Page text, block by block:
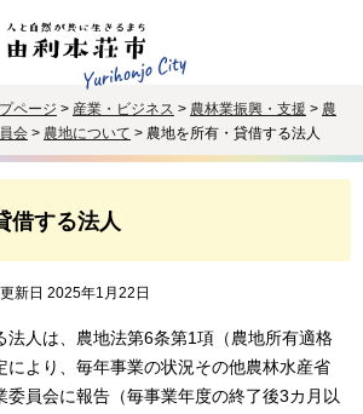
ページ > 産業・ビジネス > 農林業振興・支援 > 農
会 > 農地について > 農地を所有・貸借する法人
借する法人
新日 2025年1月22日
法人は、農地法第6条第1項（農地所有適格
により、毎年事業の状況その他農林水産省
委員会に報告（毎事業年度の終了後3カ月以